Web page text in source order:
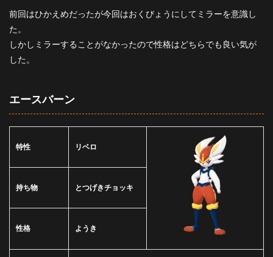
前回はひかえめだったが今回はおくびょうにしてミラーを意識し
た。
しかしミラーすることがなかったので性格はどちらでも良い気が
した。
エースバーン
特性 リベロ
持ち物 とつげきチョッキ
性格 ようき